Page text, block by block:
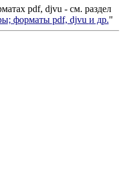
pdf, djvu - см. раздел
форматы pdf, djvu и др."